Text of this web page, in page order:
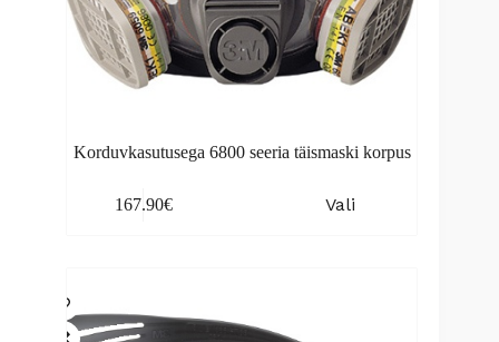
Korduvkasutusega 6800 seeria täismaski korpus
167.90€ Vali
options
may